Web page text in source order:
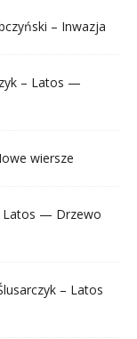
– Inwazja
– Latos —
wiersze
Latos — Drzewo
– Latos